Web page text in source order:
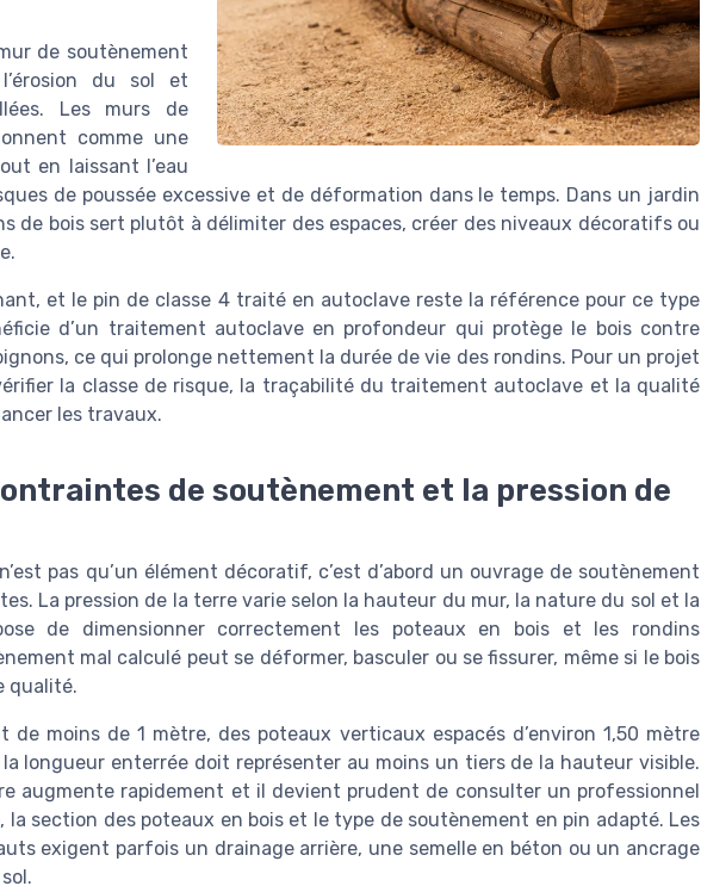
de soutènement
du sol et
Les murs de
comme une
en laissant l’eau
de poussée excessive et de déformation dans le temps. Dans un jardin
de bois sert plutôt à délimiter des espaces, créer des niveaux décoratifs ou
et le pin de classe 4 traité en autoclave reste la référence pour ce type
d’un traitement autoclave en profondeur qui protège le bois contre
ce qui prolonge nettement la durée de vie des rondins. Pour un projet
la classe de risque, la traçabilité du traitement autoclave et la qualité
les travaux.
de soutènement et la pression de
pas qu’un élément décoratif, c’est d’abord un ouvrage de soutènement
La pression de la terre varie selon la hauteur du mur, la nature du sol et la
de dimensionner correctement les poteaux en bois et les rondins
mal calculé peut se déformer, basculer ou se fissurer, même si le bois
qualité.
de moins de 1 mètre, des poteaux verticaux espacés d’environ 1,50 mètre
longueur enterrée doit représenter au moins un tiers de la hauteur visible.
augmente rapidement et il devient prudent de consulter un professionnel
section des poteaux en bois et le type de soutènement en pin adapté. Les
exigent parfois un drainage arrière, une semelle en béton ou un ancrage